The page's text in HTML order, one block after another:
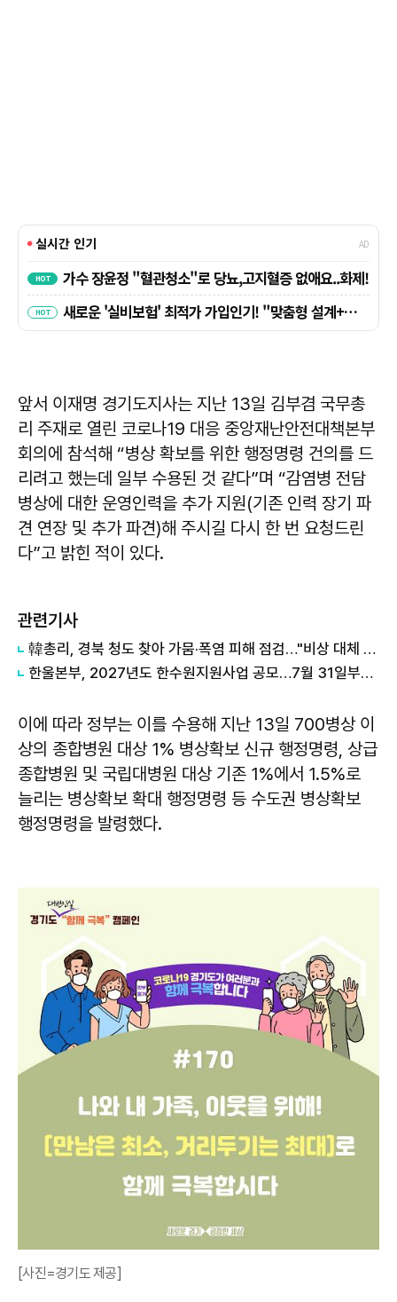
앞서 이재명 경기도지사는 지난 13일 김부겸 국무총
리 주재로 열린 코로나19 대응 중앙재난안전대책본부
회의에 참석해 “병상 확보를 위한 행정명령 건의를 드
리려고 했는데 일부 수용된 것 같다”며 “감염병 전담
병상에 대한 운영인력을 추가 지원(기존 인력 장기 파
견 연장 및 추가 파견)해 주시길 다시 한 번 요청드린
다”고 밝힌 적이 있다.
관련기사
韓총리, 경북 청도 찾아 가뭄·폭염 피해 점검…"비상 대체 수원 적극 활용"
한울본부, 2027년도 한수원지원사업 공모…7월 31일부터 접수
이에 따라 정부는 이를 수용해 지난 13일 700병상 이
상의 종합병원 대상 1% 병상확보 신규 행정명령, 상급
종합병원 및 국립대병원 대상 기존 1%에서 1.5%로
늘리는 병상확보 확대 행정명령 등 수도권 병상확보
행정명령을 발령했다.
[사진=경기도 제공]